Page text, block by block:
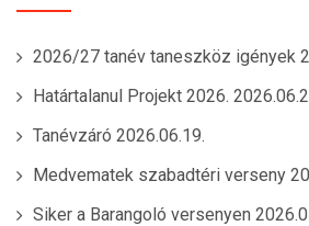
2026/27 tanév taneszköz igények
Határtalanul Projekt 2026.
Tanévzáró 2026.06.19.
Medvematek szabadtéri verseny
Siker a Barangoló versenyen